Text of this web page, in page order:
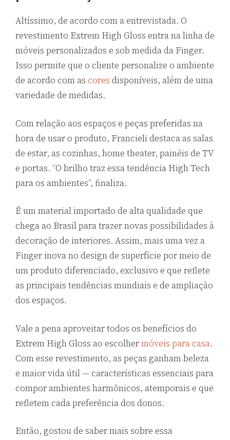
Altíssimo, de acordo com a entrevistada. O
revestimento Extrem High Gloss entra na linha de
móveis personalizados e sob medida da Finger.
Isso permite que o cliente personalize o ambiente
de acordo com as cores disponíveis, além de uma
variedade de medidas.
Com relação aos espaços e peças preferidas na
hora de usar o produto, Francieli destaca as salas
de estar, as cozinhas, home theater, painéis de TV
e portas. “O brilho traz essa tendência High Tech
para os ambientes”, finaliza.
É um material importado de alta qualidade que
chega ao Brasil para trazer novas possibilidades à
decoração de interiores. Assim, mais uma vez a
Finger inova no design de superfície por meio de
um produto diferenciado, exclusivo e que reflete
as principais tendências mundiais e de ampliação
dos espaços.
Vale a pena aproveitar todos os benefícios do
Extrem High Gloss ao escolhermóveis para casa.
Com esse revestimento, as peças ganham beleza
e maior vida útil — características essenciais para
compor ambientes harmônicos, atemporais e que
refletem cada preferência dos donos.
Então, gostou de saber mais sobre essa